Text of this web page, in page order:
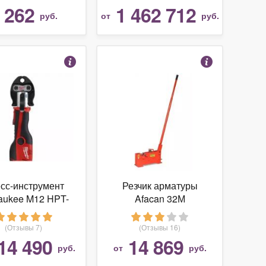
262 руб. от 1 462 712 руб.
инструмент
M12 HPT-
TH-KIT
(Отзывы 7)
490 руб.
Резчик арматуры
Afacan 32М
(Отзывы 16)
от 14 869 руб.